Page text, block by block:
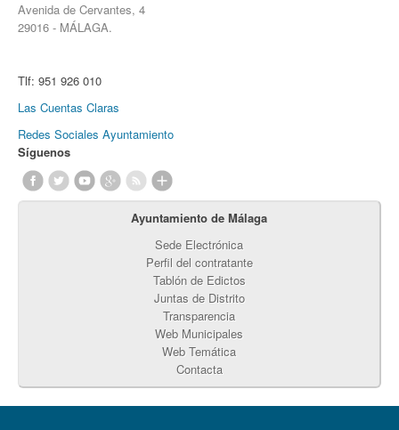
Avenida de Cervantes, 4
29016 - MÁLAGA.
Tlf: 951 926 010
Las Cuentas Claras
Redes Sociales Ayuntamiento
Síguenos
Ayuntamiento de Málaga
Sede Electrónica
Perfil del contratante
Tablón de Edictos
Juntas de Distrito
Transparencia
Web Municipales
Web Temática
Contacta